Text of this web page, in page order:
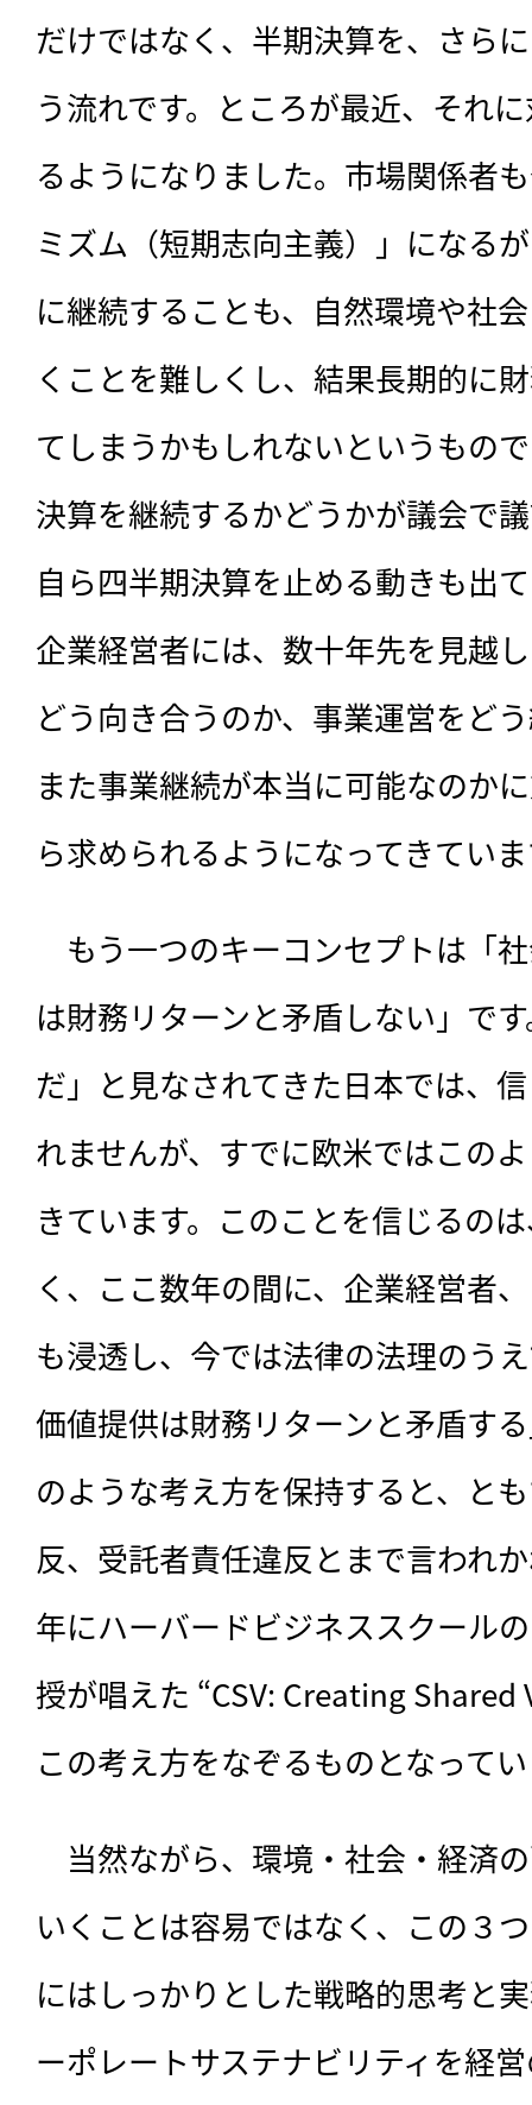
だけではなく、半期決算を、さら
う流れです。ところが最近、それ
るようになりました。市場関係者
ミズム（短期志向主義）」になる
に継続することも、自然環境や社
くことを難しくし、結果長期的に
てしまうかもしれないというもの
決算を継続するかどうかが議会で
自ら四半期決算を止める動きも出
企業経営者には、数十年先を見越
どう向き合うのか、事業運営をど
また事業継続が本当に可能なのか
ら求められるようになってきてい
もう一つのキーコンセプトは「
は財務リターンと矛盾しない」で
だ」と見なされてきた日本では、
れませんが、すでに欧米ではこの
きています。このことを信じるの
く、ここ数年の間に、企業経営者
も浸透し、今では法律の法理のう
価値提供は財務リターンと矛盾す
のような考え方を保持すると、と
反、受託者責任違反とまで言われ
年にハーバードビジネススクール
授が唱えた “CSV: Creating Shared
この考え方をなぞるものとなって
当然ながら、環境・社会・経済
いくことは容易ではなく、この３
にはしっかりとした戦略的思考と
ーポレートサステナビリティを経